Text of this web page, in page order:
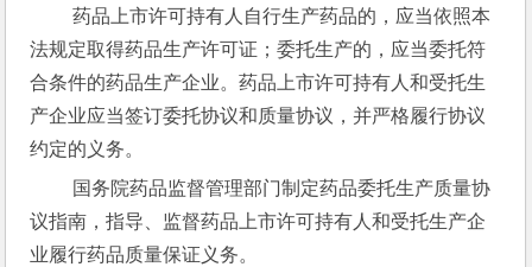
药品上市许可持有人自行生产药品的，应当依照本
法规定取得药品生产许可证；委托生产的，应当委托符
合条件的药品生产企业。药品上市许可持有人和受托生
产企业应当签订委托协议和质量协议，并严格履行协议
约定的义务。
议指南，指导、监督药品上市许可持有人和受托生产企
业履行药品质量保证义务。